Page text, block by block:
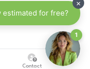
Contact